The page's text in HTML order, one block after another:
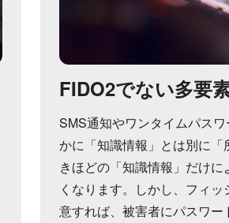
FIDO2でない多要
SMS通知やワンタイムパス
かに「知識情報」とは別に
きほどの「知識情報」だけ
くなります。しかし、フィ
意すれば、被害者にパスワ